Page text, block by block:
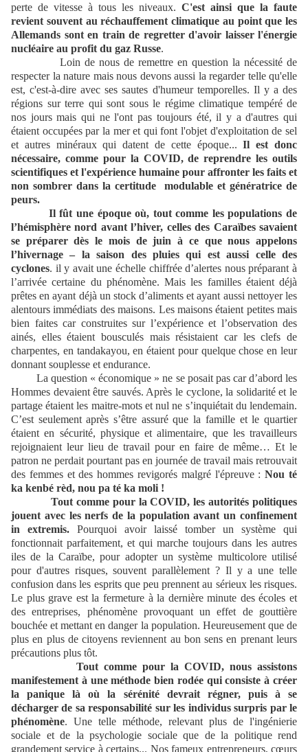
perte de vitesse à tous les niveaux. C'est ainsi que la faute
revient souvent au réchauffement climatique au point que les
Allemands sont en train de regretter d'avoir laisser l'énergie
nucléaire au profit du gaz Russe.
Loin de nous de remettre en question la nécessité de
respecter la nature mais nous devons aussi la regarder telle qu'elle
est, c'est-à-dire avec ses sautes d'humeur temporelles. Il y a des
régions sur terre qui sont sous le régime climatique tempéré de
nos jours mais qui ne l'ont pas toujours été, il y a d'autres qui
étaient occupées par la mer et qui font l'objet d'exploitation de sel
et autres minéraux qui datent de cette époque...Il est donc
nécessaire, comme pour la COVID, de reprendre les outils
scientifiques et l'expérience humaine pour affronter les faits et
non sombrer dans la certitude modulable et génératrice de
peurs.
Il fût une époque où, tout comme les populations de
l’hémisphère nord avant l’hiver, celles des Caraïbes savaient
se préparer dès le mois de juin à ce que nous appelons
l’hivernage – la saison des pluies qui est aussi celle des
cyclones. il y avait une échelle chiffrée d’alertes nous préparant à
l’arrivée certaine du phénomène. Mais les familles étaient déjà
prêtes en ayant déjà un stock d’aliments et ayant aussi nettoyer les
alentours immédiats des maisons. Les maisons étaient petites mais
bien faites car construites sur l’expérience et l’observation des
ainés, elles étaient bousculés mais résistaient car les clefs de
charpentes, en tandakayou, en étaient pour quelque chose en leur
donnant souplesse et endurance.
La question « économique » ne se posait pas car d’abord les
Hommes devaient être sauvés. Après le cyclone, la solidarité et le
partage étaient les maitre-mots et nul ne s’inquiétait du lendemain.
C’est seulement après s’être assuré que la famille et le quartier
étaient en sécurité, physique et alimentaire, que les travailleurs
rejoignaient leur lieu de travail pour en faire de même… Et le
patron ne perdait pourtant pas en journée de travail mais retrouvait
des femmes et des hommes revigorés malgré l'épreuve :Nou té
ka kenbé rèd, nou pa té ka moli !
Tout comme pour la COVID, les autorités politiques
jouent avec les nerfs de la population avant un confinement
in extremis. Pourquoi avoir laissé tomber un système qui
fonctionnait parfaitement, et qui marche toujours dans les autres
iles de la Caraïbe, pour adopter un système multicolore utilisé
pour d'autres risques, souvent parallèlement ? Il y a une telle
confusion dans les esprits que peu prennent au sérieux les risques.
Le plus grave est la fermeture à la dernière minute des écoles et
des entreprises, phénomène provoquant un effet de gouttière
bouchée et mettant en danger la population. Heureusement que de
plus en plus de citoyens reviennent au bon sens en prenant leurs
précautions plus tôt.
Tout comme pour la COVID, nous assistons
manifestement à une méthode bien rodée qui consiste à créer
la panique là où la sérénité devrait régner, puis à se
décharger de sa responsabilité sur les individus surpris par le
phénomène. Une telle méthode, relevant plus de l'ingénierie
sociale et de la psychologie sociale que de la politique rend
grandement service à certains... Nos fameux entrepreneurs, cœurs